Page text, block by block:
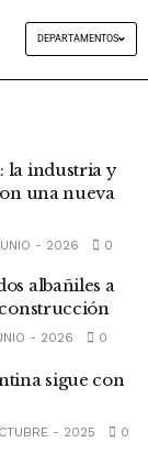
DEPARTAMENTOS
la industria y
una nueva
- 2026 0
albañiles a
- 2026 0
sigue con
- 2025 0